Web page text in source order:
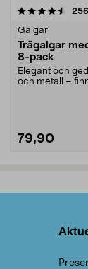
256
Galgar
Trägalgar
8-pack
Elegant och
och metall –
79,90
4.0av